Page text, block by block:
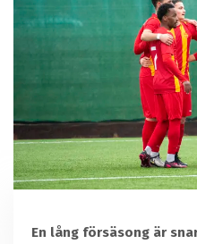
En lång försäsong är